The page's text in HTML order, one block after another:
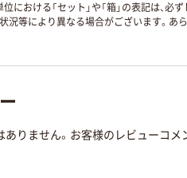
における「セット」や「箱」の表記は、
況等により異なる場合がございます。あ
りません。お客様のレビューコメ